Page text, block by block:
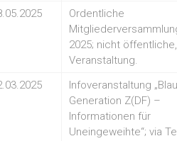
Ordentliche
2025; nicht
Veranstaltung.
Infoveranstaltung
Generation Z(DF) –
Informationen für
Uneingeweihte“; via